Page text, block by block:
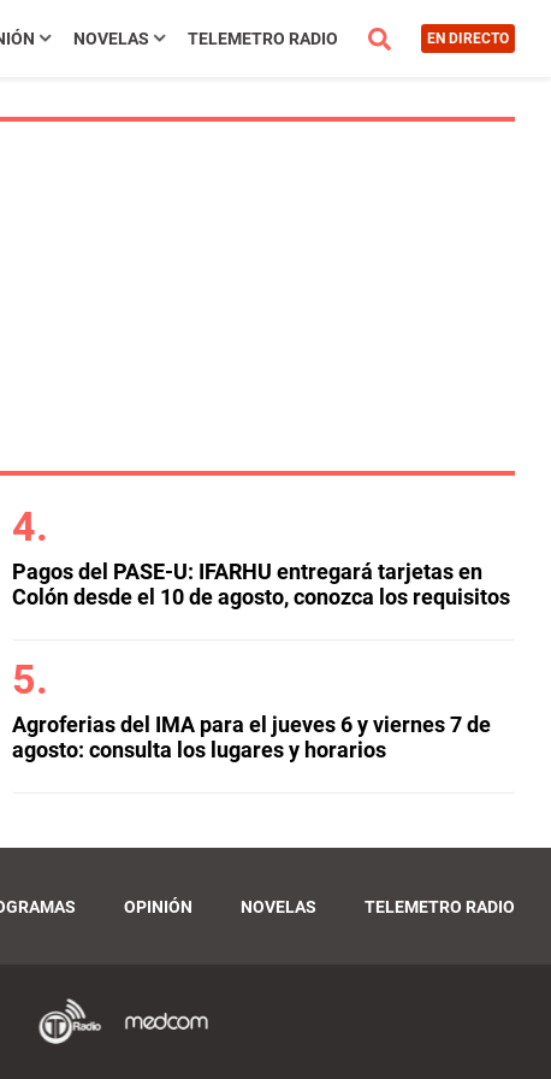
NOVELAS TELEMETRO RADIO EN DIRECTO
Pagos del PASE-U: IFARHU entregará tarjetas en
Colón desde el 10 de agosto, conozca los requisitos
Agroferias del IMA para el jueves 6 y viernes 7 de
agosto: consulta los lugares y horarios
OPINIÓN NOVELAS TELEMETRO RADIO